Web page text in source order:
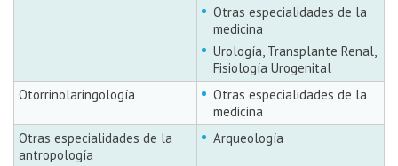
Otras especialidades de la
medicina
Urología, Transplante Renal,
Fisiología Urogenital
Otorrinolaringología
Otras especialidades de la
medicina
Otras especialidades de la
antropología
Arqueología